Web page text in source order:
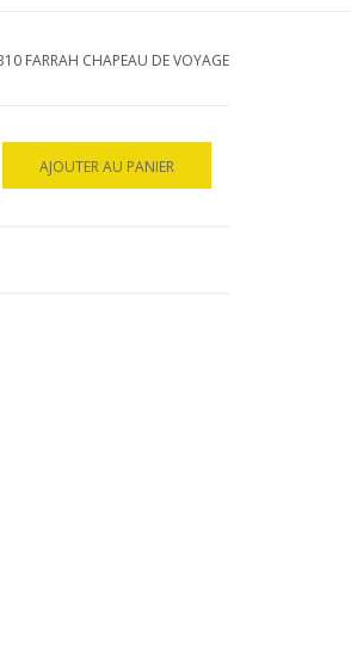
FARRAH CHAPEAU DE VOYAGE
AJOUTER AU PANIER